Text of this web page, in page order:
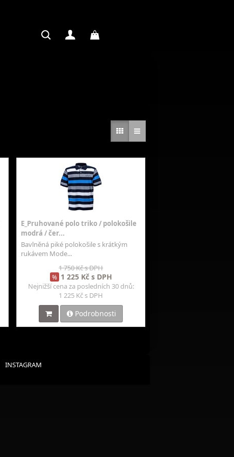
E_Pruhované polo triko / polokošile
modrá / čer...
Bavlněná piké polokošile s krátkým
rukávem Mode...
1 750 Kč s DPH
% 1 225 Kč s DPH
Nejnižší cena za posledních 30 dnů:
1 225 Kč s DPH
Podrobnosti
INSTAGRAM